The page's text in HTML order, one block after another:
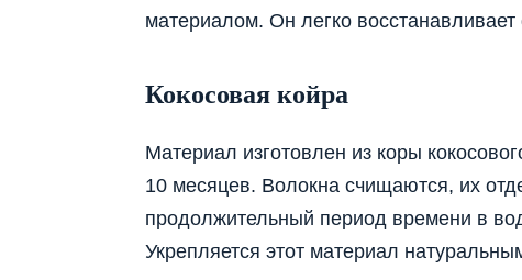
материалом. Он легко восстанавливает
Кокосовая койра
Материал изготовлен из коры
10 месяцев. Волокна счищаются, их
продолжительный период времени в
Укрепляется этот материал